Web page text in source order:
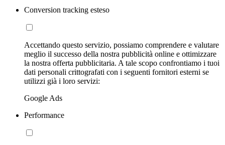
Conversion tracking esteso
Accettando questo servizio, possiamo comprendere e valutare
meglio il successo della nostra pubblicità online e ottimizzare
la nostra offerta pubblicitaria. A tale scopo confrontiamo i tuoi
dati personali crittografati con i seguenti fornitori esterni se
utilizzi già i loro servizi:
Google Ads
Performance